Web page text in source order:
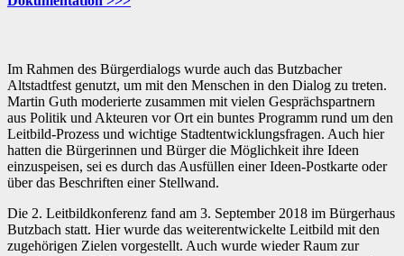
Im Rahmen des Bürgerdialogs wurde auch das Butzbacher
Altstadtfest genutzt, um mit den Menschen in den Dialog zu treten.
Martin Guth moderierte zusammen mit vielen Gesprächspartnern
aus Politik und Akteuren vor Ort ein buntes Programm rund um den
Leitbild-Prozess und wichtige Stadtentwicklungsfragen. Auch hier
hatten die Bürgerinnen und Bürger die Möglichkeit ihre Ideen
einzuspeisen, sei es durch das Ausfüllen einer Ideen-Postkarte oder
über das Beschriften einer Stellwand.
Die 2. Leitbildkonferenz fand am 3. September 2018 im Bürgerhaus
Butzbach statt. Hier wurde das weiterentwickelte Leitbild mit den
zugehörigen Zielen vorgestellt. Auch wurde wieder Raum zur